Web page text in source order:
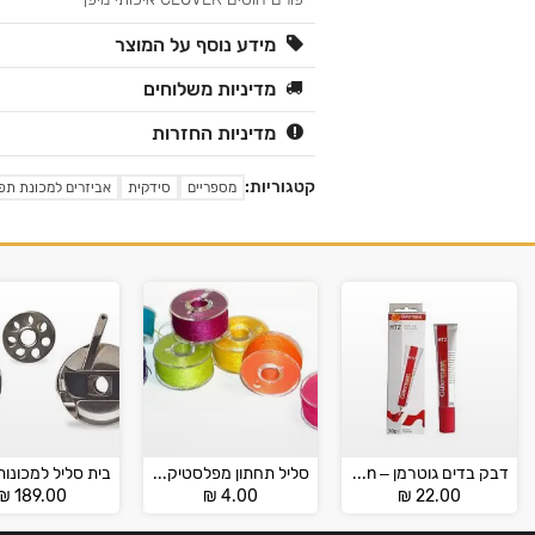
מידע נוסף על המוצר
מדיניות משלוחים
מדיניות החזרות
קטגוריות: מספריים סידקית אביזרים למכונת
דבק בדים גוטרמן – Guterman
₪ 22.00
סליל תחתון מפלסטיק למכונות תפירה ביתיות
₪ 4.00
189.00